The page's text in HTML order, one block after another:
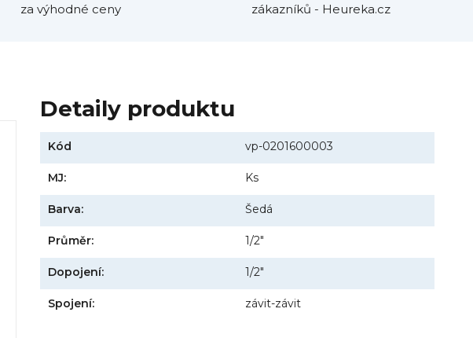
za výhodné ceny
zákazníků - Heureka.cz
Detaily produktu
Kód vp-0201600003
MJ: Ks
Barva: Šedá
Průměr: 1/2"
Dopojení: 1/2"
Spojení: závit-závit